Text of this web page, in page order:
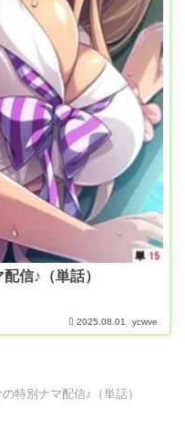
信♪（単話）
2025.08.01 ycwve
特別ナマ配信♪（単話）